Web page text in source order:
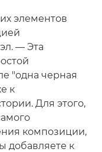
элементов
— Эта
"одна черная
к
Для этого,
композиции,
добавляете к